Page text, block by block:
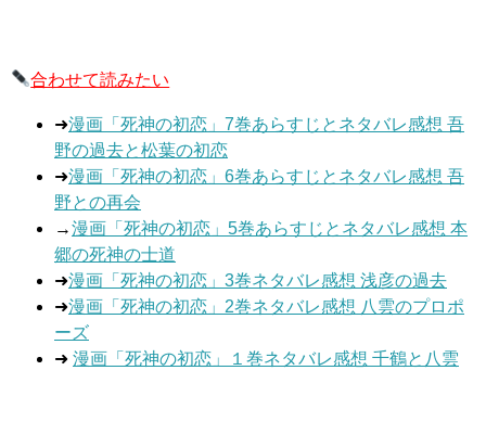
合わせて読みたい
➜漫画「死神の初恋」7巻あらすじとネタバレ感想 吾
野の過去と松葉の初恋
➜漫画「死神の初恋」6巻あらすじとネタバレ感想 吾
野との再会
→漫画「死神の初恋」5巻あらすじとネタバレ感想 本
郷の死神の士道
➜漫画「死神の初恋」3巻ネタバレ感想 浅彦の過去
➜漫画「死神の初恋」2巻ネタバレ感想 八雲のプロポ
ーズ
➜ 漫画「死神の初恋」１巻ネタバレ感想 千鶴と八雲